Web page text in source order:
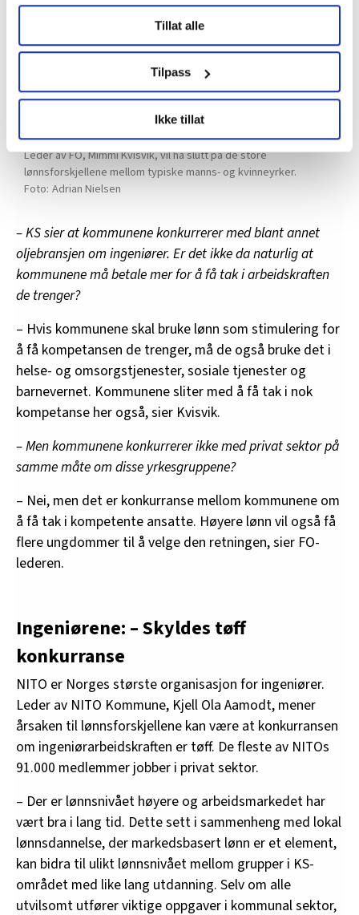
Undermer infokan du lese om hvordan dine personlige
data behandles og hvordan du kan velge hvordan de skal
brukes. Du kan hele tiden endre eller trekke tilbake ditt
samtykke fra erklæringen om informasjonskapsler.
LO Medias publikasjoner frifagbevegelse.no, hk-nytt.no
og fontene.no bruker informasjonskapsler (cookies) for å
lære hvordan våre nettsider blir brukt slik at vi tilby
relevant innhold, tilpassede annonser og utarbeide
innenfor analyse og annonsering. Disse er angitt i
oversikten lengre ned på denne siden.
Tillat alle
Tilpass
Ikke tillat
Leder av FO, Mimmi Kvisvik, vil ha slutt på de store
lønnsforskjellene mellom typiske manns- og kvinneyrker.
Adrian Nielsen
– KS sier at kommunene konkurrerer med blant annet
oljebransjen om ingeniører. Er det ikke da naturlig at
kommunene må betale mer for å få tak i arbeidskraften
de trenger?
– Hvis kommunene skal bruke lønn som stimulering for
å få kompetansen de trenger, må de også bruke det i
helse- og omsorgstjenester, sosiale tjenester og
barnevernet. Kommunene sliter med å få tak i nok
kompetanse her også, sier Kvisvik.
– Men kommunene konkurrerer ikke med privat sektor på
samme måte om disse yrkesgruppene?
– Nei, men det er konkurranse mellom kommunene om
å få tak i kompetente ansatte. Høyere lønn vil også få
flere ungdommer til å velge den retningen, sier FO-
lederen.
Ingeniørene: – Skyldes tøff
konkurranse
NITO er Norges største organisasjon for ingeniører.
Leder av NITO Kommune, Kjell Ola Aamodt, mener
årsaken til lønnsforskjellene kan være at konkurransen
om ingeniørarbeidskraften er tøff. De fleste av NITOs
91.000 medlemmer jobber i privat sektor.
– Der er lønnsnivået høyere og arbeidsmarkedet har
vært bra i lang tid. Dette sett i sammenheng med lokal
lønnsdannelse, der markedsbasert lønn er et element,
kan bidra til ulikt lønnsnivået mellom grupper i KS-
området med like lang utdanning. Selv om alle
utvilsomt utfører viktige oppgaver i kommunal sektor,